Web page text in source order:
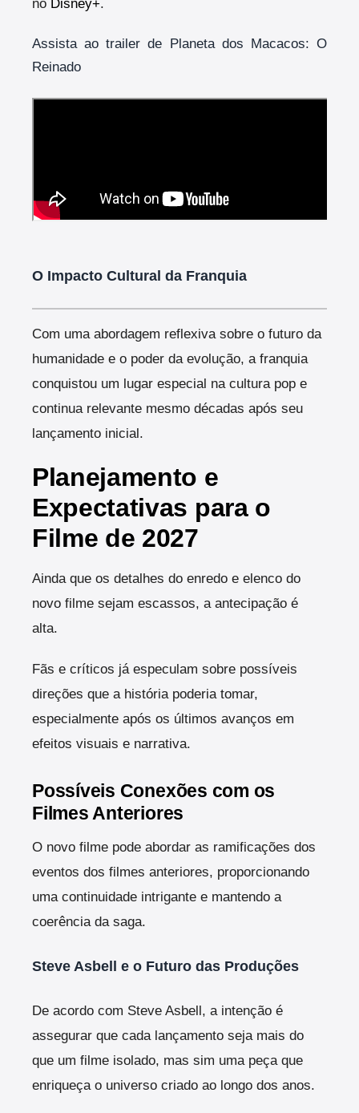
no Disney+.
Assista ao trailer de Planeta dos Macacos: O
Reinado
O Impacto Cultural da Franquia
Com uma abordagem reflexiva sobre o futuro da
humanidade e o poder da evolução, a franquia
conquistou um lugar especial na cultura pop e
continua relevante mesmo décadas após seu
lançamento inicial.
Planejamento e
Expectativas para o
Filme de 2027
Ainda que os detalhes do enredo e elenco do
novo filme sejam escassos, a antecipação é
alta.
Fãs e críticos já especulam sobre possíveis
direções que a história poderia tomar,
especialmente após os últimos avanços em
efeitos visuais e narrativa.
Possíveis Conexões com os
Filmes Anteriores
O novo filme pode abordar as ramificações dos
eventos dos filmes anteriores, proporcionando
uma continuidade intrigante e mantendo a
coerência da saga.
Steve Asbell e o Futuro das Produções
De acordo com Steve Asbell, a intenção é
assegurar que cada lançamento seja mais do
que um filme isolado, mas sim uma peça que
enriqueça o universo criado ao longo dos anos.